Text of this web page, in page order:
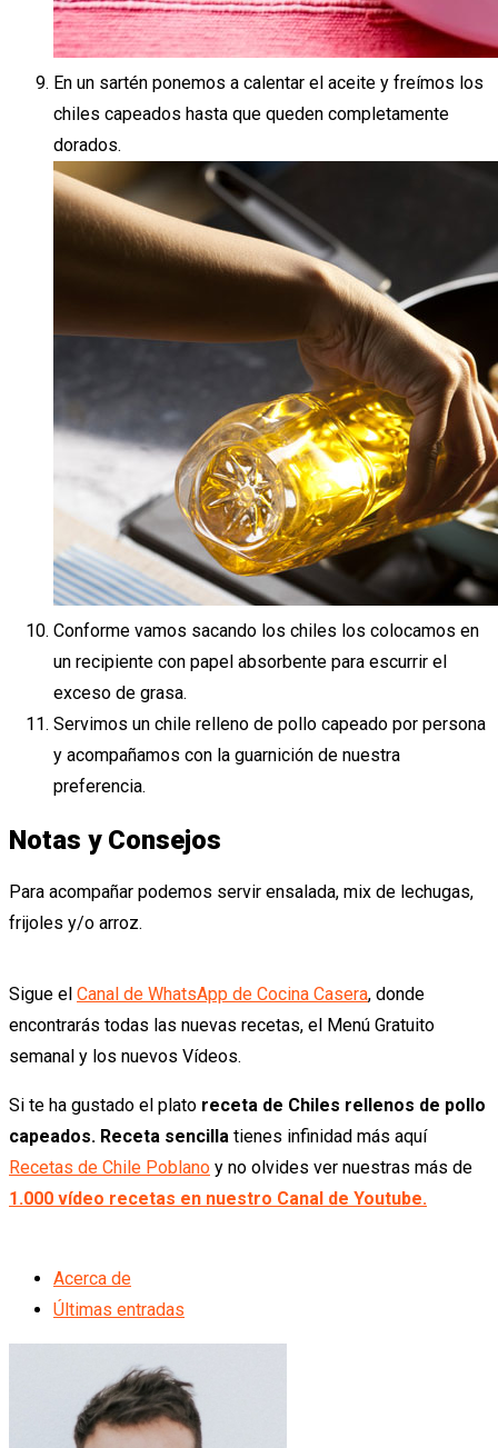
En un sartén ponemos a calentar el aceite y freímos los
chiles capeados hasta que queden completamente
dorados.
Conforme vamos sacando los chiles los colocamos en
un recipiente con papel absorbente para escurrir el
exceso de grasa.
Servimos un chile relleno de pollo capeado por persona
y acompañamos con la guarnición de nuestra
preferencia.
Notas y Consejos
Para acompañar podemos servir ensalada, mix de lechugas,
frijoles y/o arroz.
Sigue el Canal de WhatsApp de Cocina Casera, donde
encontrarás todas las nuevas recetas, el Menú Gratuito
semanal y los nuevos Vídeos.
Si te ha gustado el plato receta de Chiles rellenos de pollo
capeados. Receta sencilla tienes infinidad más aquí
Recetas de Chile Poblano y no olvides ver nuestras más de
1.000 vídeo recetas en nuestro Canal de Youtube.
Acerca de
Últimas entradas